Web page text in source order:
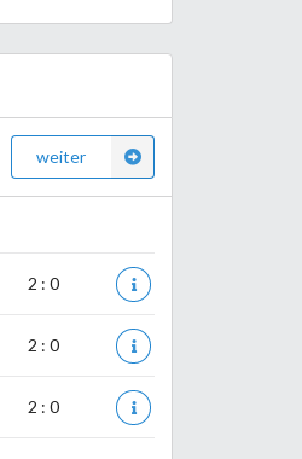
weiter
2 : 0
2 : 0
2 : 0